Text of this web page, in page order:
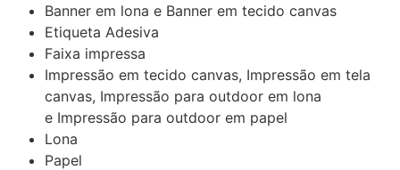
Banner em lona e Banner em tecido canvas
Etiqueta Adesiva
Faixa impressa
Impressão em tecido canvas, Impressão em tela
canvas, Impressão para outdoor em lona
e Impressão para outdoor em papel
Lona
Papel